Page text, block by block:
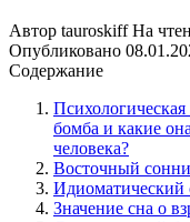
Автор tauroskiff На
Опубликовано
Содержание
бомба и какие
человека?
Восточный
Идиоматический
Значение сна о